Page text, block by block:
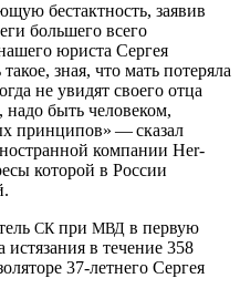
бестактность, заявив
большего всего
юриста Сергея
зная, что мать потеряла
не увидят своего отца
надо быть человеком,
принципов» — сказал
компании Her­
которой в России
СК при МВД в первую
истязания в течение 358
37-летнего Сергея